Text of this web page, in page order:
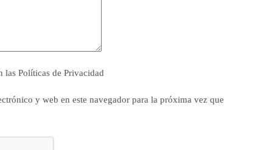
las Políticas de Privacidad
y web en este navegador para la próxima vez que